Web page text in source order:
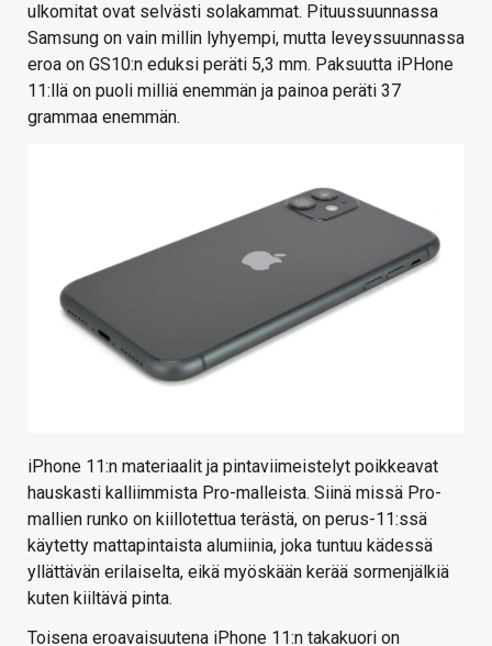
ulkomitat ovat selvästi solakammat. Pituussuunnassa
Samsung on vain millin lyhyempi, mutta leveyssuunnassa
eroa on GS10:n eduksi peräti 5,3 mm. Paksuutta iPHone
11:llä on puoli milliä enemmän ja painoa peräti 37
grammaa enemmän.
iPhone 11:n materiaalit ja pintaviimeistelyt poikkeavat
hauskasti kalliimmista Pro-malleista. Siinä missä Pro-
mallien runko on kiillotettua terästä, on perus-11:ssä
käytetty mattapintaista alumiinia, joka tuntuu kädessä
yllättävän erilaiselta, eikä myöskään kerää sormenjälkiä
kuten kiiltävä pinta.
Toisena eroavaisuutena iPhone 11:n takakuori on